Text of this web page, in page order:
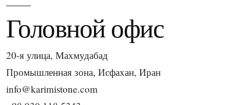
Головной офис
20-я улица, Махмудабад
Промышленная зона, Исфахан, Иран
info@karimistone.com